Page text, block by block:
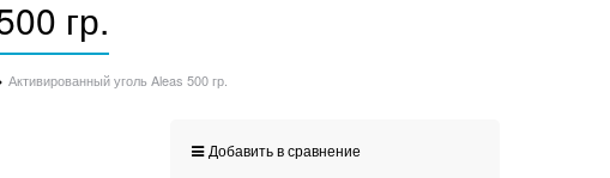
гр.
Активированный уголь Aleas 500 гр.
Добавить в сравнение